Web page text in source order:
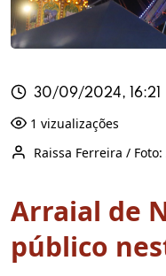
30/09/2024, 16:21
1 vizualizações
Raissa Ferreira / Foto:
Arraial de
público